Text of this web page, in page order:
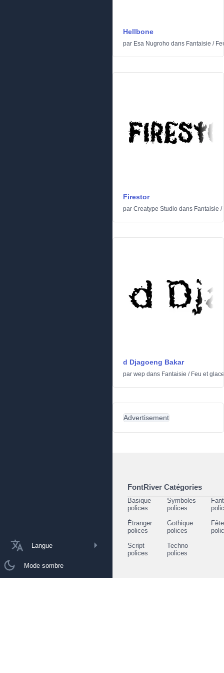
Langue
Mode sombre
Hellbone
par Esa Nugroho dans Fantaisie /
Firestor
par Creatype Studio dans Fantaisie /
d Djagoeng Bakar
par wep dans Fantaisie / Feu et glace
Advertisement
FontRiver Catégories
Basique
polices
Symboles
polices
Étranger
polices
Gothique
polices
Script
polices
Techno
polices